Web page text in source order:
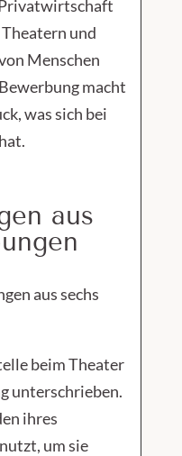
und
Menschen
macht
was sich bei
aus
aus sechs
beim Theater
unterschrieben.
ihres
um sie